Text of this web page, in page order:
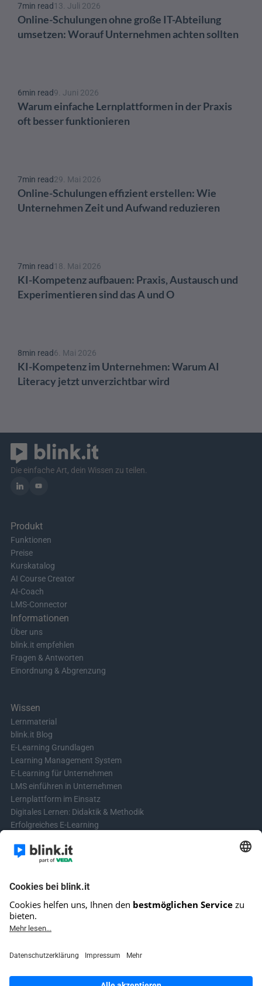
7min read13. Juli 2026
Online-Schulungen ohne große IT-Abteilung
umsetzen: Worauf Unternehmen achten sollten
6min read9. Juni 2026
Warum einfache Lernplattformen in der Praxis
oft besser funktionieren
7min read29. Mai 2026
Online-Schulungen effizient erstellen: Wie
Unternehmen Zeit und Aufwand reduzieren
7min read18. Mai 2026
KI-Kompetenz aufbauen: Praxis, Austausch und
Experimentieren sind das A und O
8min read6. Mai 2026
KI-Kompetenz im Unternehmen: Warum AI
Literacy jetzt unverzichtbar wird
Die einfache Art, dein Wissen zu teilen.
Produkt
Funktionen
Preise
Kurskatalog
AI Course Creator
AI-Coach
LMS-Connector
Informationen
Über uns
blink.it empfehlen
Fragen & Antworten
Einordnung & Abgrenzung
Wissen
Lernmaterial
blink.it Blog
E-Learning Grundlagen
Learning Management System
E-Learning für Unternehmen
LMS einführen in Unternehmen
Lernplattform im Einsatz
Digitales Lernen: Didaktik & Methodik
Erfolgreiches E-Learning
Learning & Development
Videos für Online-Kurse erstellen
Kontakt aufnehmen
Kontaktformular
Fragen? Schreibe uns!
E-Mail-Kundensupport